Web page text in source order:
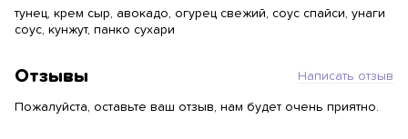
тунец, крем сыр, авокадо, огурец свежий, соус спайси, унаги
соус, кунжут, панко сухари
Отзывы Написать отзыв
Пожалуйста, оставьте ваш отзыв, нам будет очень приятно.